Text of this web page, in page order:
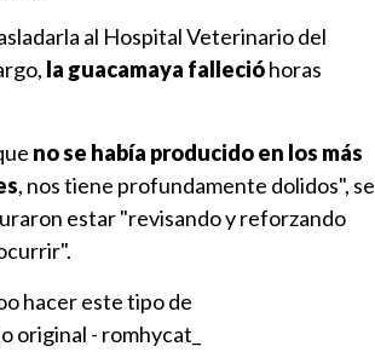
al Hospital Veterinario del
la guacamaya fallecióhoras
no se había producido en los más
, nos tiene profundamente dolidos", se
estar "revisando y reforzando
hacer este tipo de
original - romhycat_